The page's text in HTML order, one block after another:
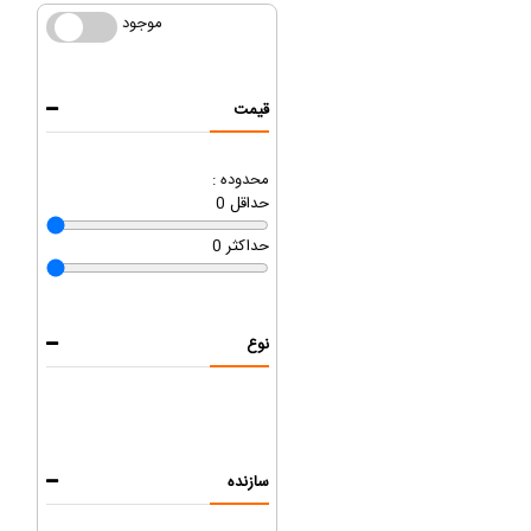
موجود موجود
قیمت
محدوده :
0 حداقل
0 حداکثر
نوع
سازنده